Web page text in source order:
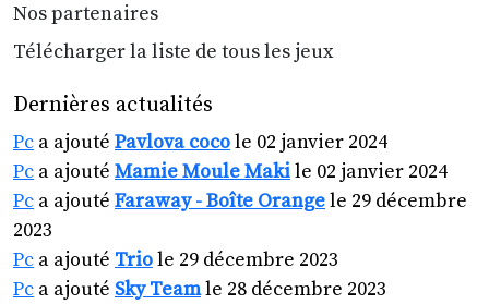
Nos partenaires
Télécharger la liste de tous les jeux
Dernières actualités
Pc a ajouté Pavlova cocole 02 janvier 2024
Pc a ajouté Mamie Moule Makile 02 janvier 2024
Pc a ajouté Faraway - Boîte Orangele 29 décembre
2023
Pc a ajouté Triole 29 décembre 2023
Pc a ajouté Sky Teamle 28 décembre 2023